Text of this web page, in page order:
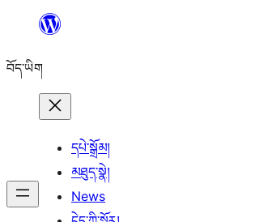
content
བོད་ཡིག
དཔེ་སྒྲོམ།
མཐུད་སྣེ།
News